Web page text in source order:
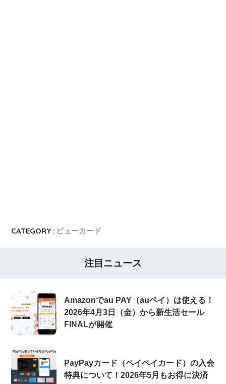
CATEGORY : ビューカード
注目ニュース
Amazonでau PAY（auペイ）は使える！
2026年4月3日（金）から新生活セール
FINALが開催
PayPayカード（ペイペイカード）の入会
特典について！2026年5月もお得に決済